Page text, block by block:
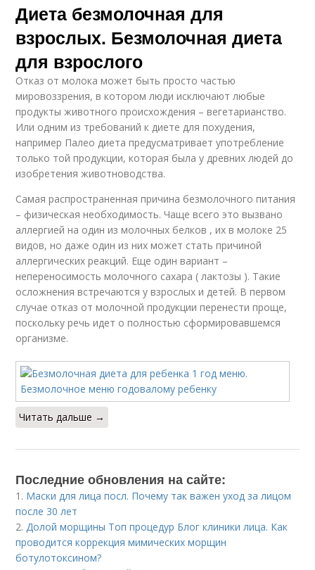
Диета безмолочная для
взрослых. Безмолочная диета
для взрослого
Отказ от молока может быть просто частью
мировоззрения, в котором люди исключают любые
продукты животного происхождения – вегетарианство.
Или одним из требований к диете для похудения,
например Палео диета предусматривает употребление
только той продукции, которая была у древних людей до
изобретения животноводства.
Самая распространенная причина безмолочного питания
– физическая необходимость. Чаще всего это вызвано
аллергией на один из молочных белков , их в молоке 25
видов, но даже один из них может стать причиной
аллергических реакций. Еще один вариант –
непереносимость молочного сахара ( лактозы ). Такие
осложнения встречаются у взрослых и детей. В первом
случае отказ от молочной продукции перенести проще,
поскольку речь идет о полностью сформировавшемся
организме.
Читать дальше →
Последние обновления на сайте:
1. Маски для лица посл. Почему так важен уход за лицом
после 30 лет
2.Долой морщины Топ процедур Блог клиники лица. Как
проводится коррекция мимических морщин
ботулотоксином?